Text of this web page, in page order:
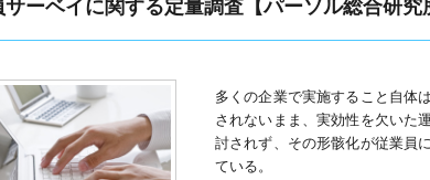
ーベイに関する定量調査【パーソル総合研究
多くの企業で実施すること自体
されないまま、実効性を欠いた
討されず、その形骸化が従業員
ている。